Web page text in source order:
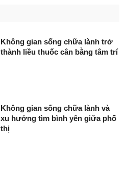
Không gian sống chữa lành trở
thành liều thuốc cân bằng tâm trí
Không gian sống chữa lành và
xu hướng tìm bình yên giữa phố
thị